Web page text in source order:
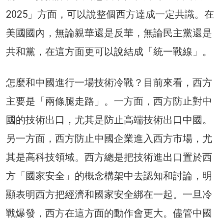
2025」方面，可以說整個西方達成一定共識。在
美國國內，無論親華還是反華，無論民主黨還是
共和黨，在這方面更可以說結成「統一戰線」。
怎麼和中國進行一場技術冷戰？目前來看，西方
主要是「兩條腿走路」。一方面，西方防止對中
國的技術出口，尤其是防止高端技術出口中國。
另一方面，西方防止中國企業進入西方市場，尤
其是高科技領域。西方總是把技術進出口置於西
方「國家安全」的概念構架中去認知和討論，明
顯表明西方把經濟和國家安全綁在一起。一旦冷
戰爆發，西方在這方面的動作會更大。儘管中國